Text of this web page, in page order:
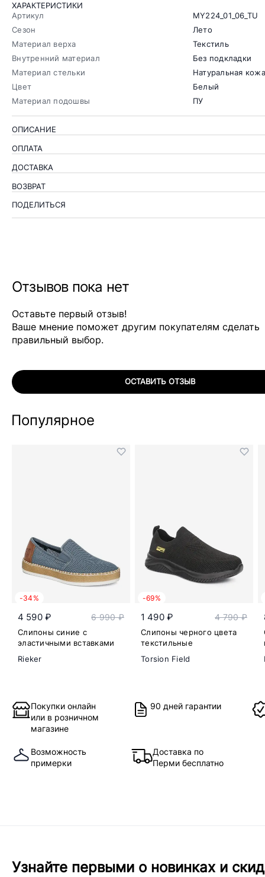
ХАРАКТЕРИСТИКИ
Артикул
MY224_01_06_TU
Сезон
Лето
Материал верха
Текстиль
Внутренний материал
Без подкладки
Материал стельки
Натуральная кожа
Цвет
Белый
Материал подошвы
ПУ
ОПИСАНИЕ
ОПЛАТА
ДОСТАВКА
ВОЗВРАТ
ПОДЕЛИТЬСЯ
Отзывов пока нет
Оставьте первый отзыв!
Ваше мнение поможет другим покупателям сделать
правильный выбор.
ОСТАВИТЬ ОТЗЫВ
Популярное
-34%
4 590 ₽ 6 990 ₽
Слипоны синие с
эластичными вставками
Rieker
-69%
1 490 ₽ 4 790 ₽
Слипоны черного цвета
текстильные
Torsion Field
Покупки онлайн
или в розничном
магазине
90 дней гарантии
Возможность
примерки
Доставка по
Перми бесплатно
Узнайте первыми о новинках и